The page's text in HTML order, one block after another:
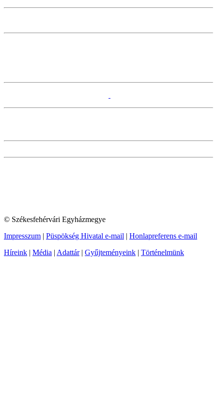
© Székesfehérvári Egyházmegye
Impresszum | Püspökség Hivatal e-mail | Honlapreferens e-mail
Híreink | Média | Adattár| Gyűjteményeink | Történelmünk